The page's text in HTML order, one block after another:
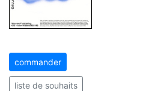
commander
liste de souhaits